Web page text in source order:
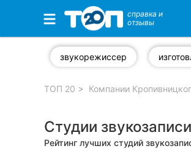
Избранные компании
Стоматологии
справка и
отзывы
звукорежиссер
ТОП 20 Компании
Студии
Рейтинг лучших студий